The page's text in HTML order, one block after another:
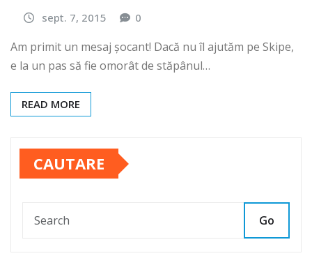
sept. 7, 2015 0
Am primit un mesaj șocant! Dacă nu îl ajutăm pe Skipe,
e la un pas să fie omorât de stăpânul…
READ MORE
CAUTARE
Go